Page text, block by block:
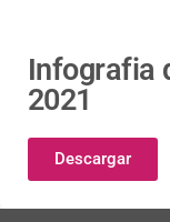
Infografia
2021
Descargar